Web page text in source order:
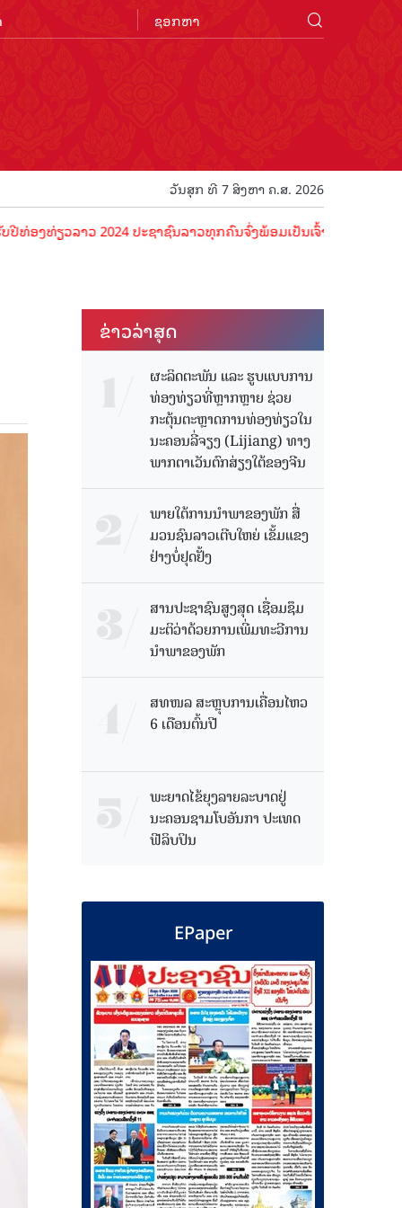
ວັນສຸກ ທີ 7 ສິງຫາ ຄ.ສ. 2026
ວລາວ 2024 ປະຊາຊົນລາວທຸກຄົນຈົ່ງພ້ອມເປັນເຈົ້າພາບທີ່ດີ ຕ້ອນຮັບນັ
ຂ່າວ​ລ່າ​ສຸດ
ຜະລິດຕະພັນ ແລະ ຮູບແບບການ
ທ່ອງທ່ຽວທີ່ຫຼາກຫຼາຍ ຊ່ວຍ
ກະຕຸ້ນຕະຫຼາດການທ່ອງທ່ຽວໃນ
ນະຄອນລີ່ຈຽງ (Lijiang) ທາງ
ພາກຕາເວັນຕົກສ່ຽງໃຕ້ຂອງຈີນ
ພາຍໃຕ້ການນໍາພາຂອງພັກ ສື່
ມວນຊົນລາວເຕີບໃຫຍ່ ເຂັ້ມແຂງ
ຢ່າງບໍ່ຢຸດຢັ້ງ
ສານປະຊາຊົນສູງສຸດ ເຊື່ອມຊຶມ
ມະຕິວ່າດ້ວຍການເພີ່ມທະວີການ
ນຳພາຂອງພັກ
ສທໜລ ສະຫຼຸບການເຄື່ອນໄຫວ
6 ເດືອນຕົ້ນປີ
ພະຍາດໄຂ້ຍຸງລາຍລະບາດຢູ່
ນະຄອນຊາມໂບ​ອັນກາ ປະເທດ
ຟີລິບປິນ
EPaper